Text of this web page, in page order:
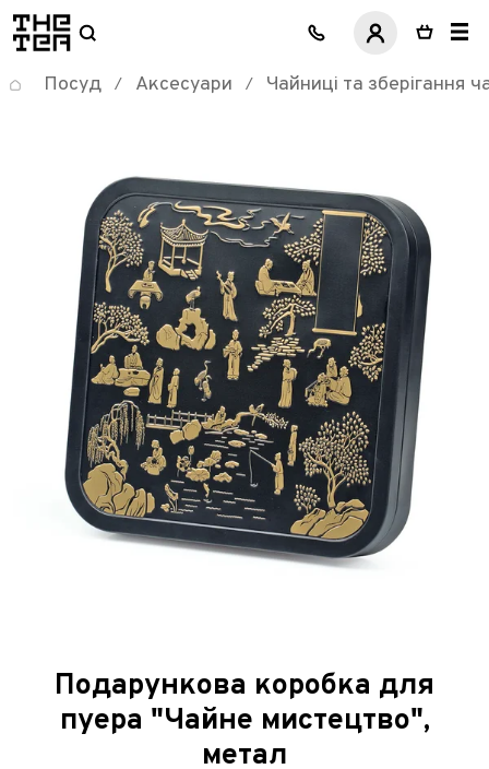
логотип
Посуд / Аксесуари / Чайниці та зберігання
Подарункова коробка для
пуера "Чайне мистецтво",
метал